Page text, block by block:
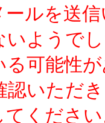
ールを送
いようで
る可能性
認いただ
てくださ